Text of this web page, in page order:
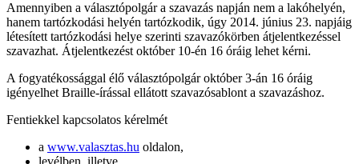
Amennyiben a választópolgár a szavazás napján nem a lakóhelyén,
hanem tartózkodási helyén tartózkodik, úgy 2014. június 23. napjáig
létesített tartózkodási helye szerinti szavazókörben átjelentkezéssel
szavazhat. Átjelentkezést október 10-én 16 óráig lehet kérni.
A fogyatékossággal élő választópolgár október 3-án 16 óráig
igényelhet Braille-írással ellátott szavazósablont a szavazáshoz.
Fentiekkel kapcsolatos kérelmét
a www.valasztas.hu oldalon,